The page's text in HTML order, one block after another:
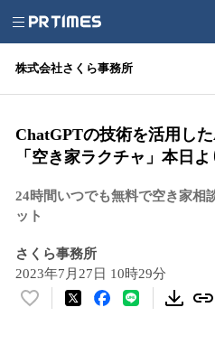
株式会社さくら事務所
ChatGPTの技術を活用し
「空き家ラクチャ」本日
24時間いつでも無料で空き家相
ット
さくら事務所
2023年7月27日 10時29分
い